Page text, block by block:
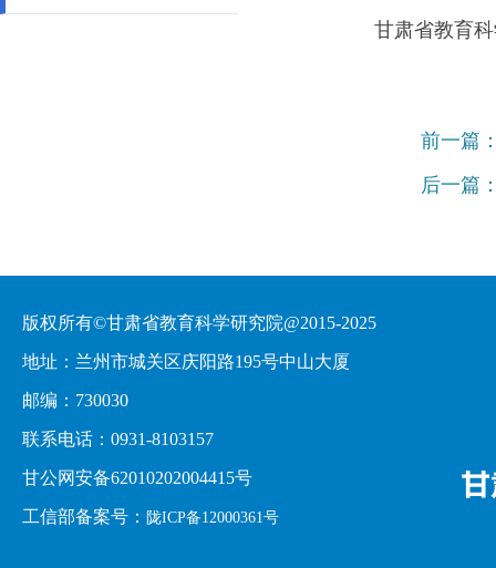
甘肃省教育
前一篇
后一篇
版权所有©甘肃省教育科学研究院@2015-2025
地址：兰州市城关区庆阳路195号中山大厦
邮编：730030
联系电话：0931-8103157
甘公网安备62010202004415号
工信部备案号： 陇ICP备12000361号